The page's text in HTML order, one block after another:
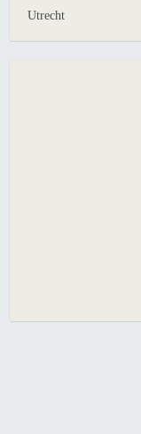
Utrecht